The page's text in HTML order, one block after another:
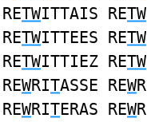
RETWITTAIS RETW
RETWITTEES RETW
RETWITTIEZ RETW
REWRITASSE REW
REWRITERAS REW